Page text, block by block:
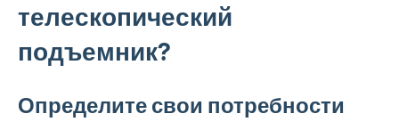
телескопический
подъемник?
Определите свои потребности